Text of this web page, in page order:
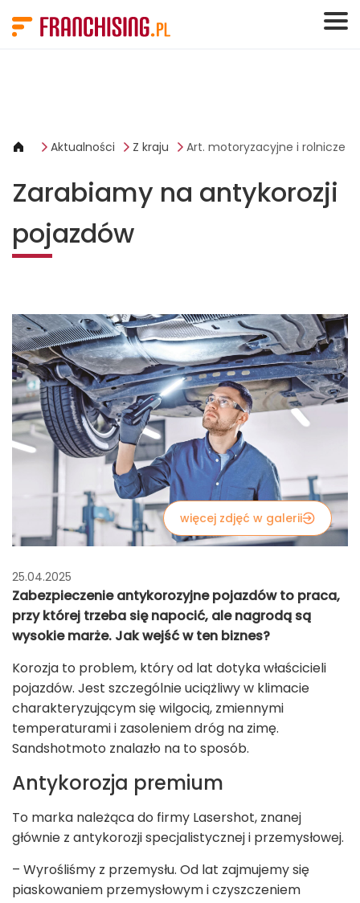
Aktualności Z kraju Art. motoryzacyjne i rolnicze
Zarabiamy na antykorozji
pojazdów
więcej zdjęć w galerii
25.04.2025
Zabezpieczenie antykorozyjne pojazdów to praca,
przy której trzeba się napocić, ale nagrodą są
wysokie marże. Jak wejść w ten biznes?
Korozja to problem, który od lat dotyka właścicieli
pojazdów. Jest szczególnie uciążliwy w klimacie
charakteryzującym się wilgocią, zmiennymi
temperaturami i zasoleniem dróg na zimę.
Sandshotmoto znalazło na to sposób.
Antykorozja premium
To marka należąca do firmy Lasershot, znanej
głównie z antykorozji specjalistycznej i przemysłowej.
– Wyrośliśmy z przemysłu. Od lat zajmujemy się
piaskowaniem przemysłowym i czyszczeniem